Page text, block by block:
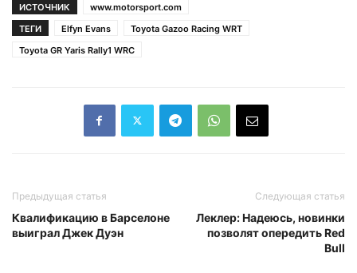
ИСТОЧНИК
www.motorsport.com
ТЕГИ
Elfyn Evans
Toyota Gazoo Racing WRT
Toyota GR Yaris Rally1 WRC
Предыдущая статья
Квалификацию в Барселоне
выиграл Джек Дуэн
Следующая статья
Леклер: Надеюсь, новинки
позволят опередить Red
Bull